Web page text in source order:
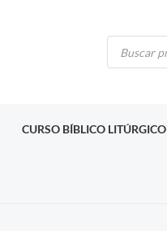
Búsqueda
productos
CURSO BÍBLICO LITÚRGICO